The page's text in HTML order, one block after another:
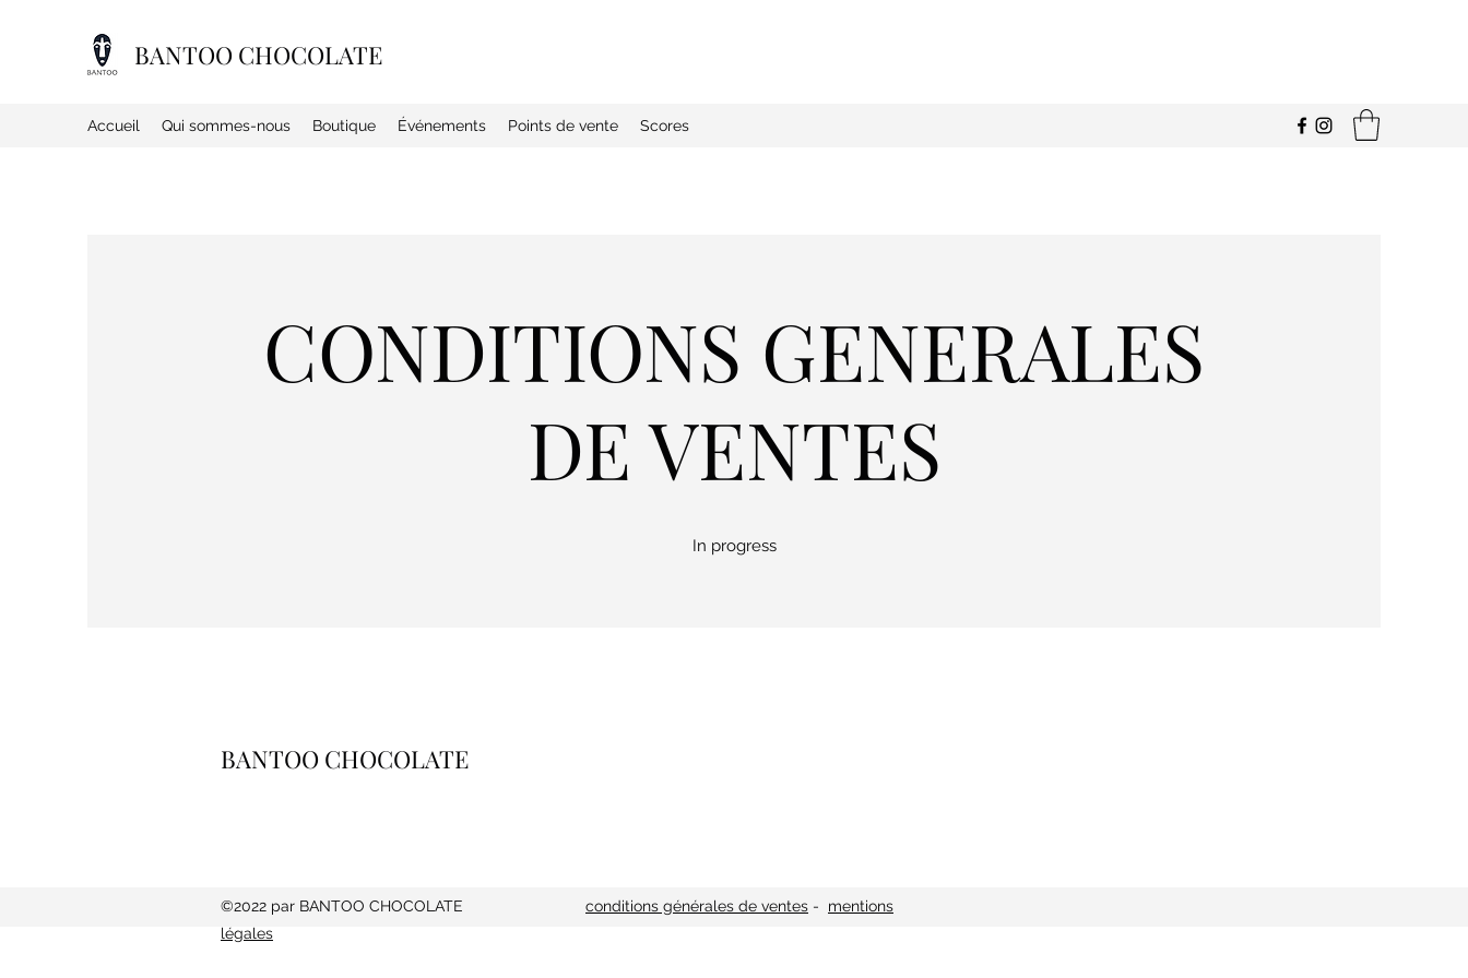
BANTOO CHOCOLATE
Accueil Qui sommes-nous Boutique Événements Points de vente Scores
CONDITIONS GENERALES
DE VENTES
In progress
BANTOO CHOCOLATE
©2022 par BANTOO CHOCOLATE conditions générales de ventes - mentions
légales